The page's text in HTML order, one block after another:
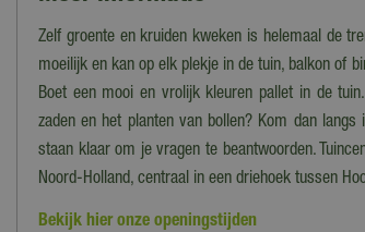
Zelf groente en kruiden kweken is helemaal de
moeilijk en kan op elk plekje in de tuin, balkon of
Boet een mooi en vrolijk kleuren pallet in de
zaden en het planten van bollen? Kom dan
staan klaar om je vragen te beantwoorden.
Noord-Holland, centraal in een driehoek tussen
Bekijk hier onze openingstijden